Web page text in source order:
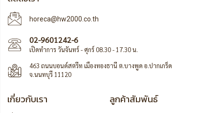
horeca@hw2000.co.th
02-9601242-6
เปิดทำการ วันจันทร์ - ศุกร์ 08.30 - 17.30 น.
463 ถนนบอนด์สตรีท เมืองทองธานี ต.บางพูด อ.ปากเกร็ด
จ.นนทบุรี 11120
เกี่ยวกับเรา ลูกค้าสัมพันธ์